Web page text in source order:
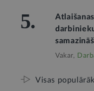
5.
Vakar,
Visas